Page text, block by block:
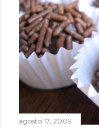
agosto 17, 2009